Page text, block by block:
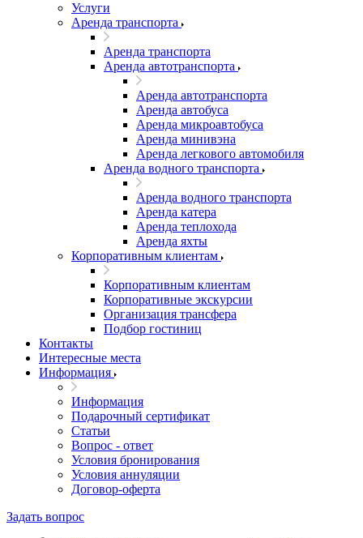
Услуги
Аренда транспорта
Аренда транспорта
Аренда автотранспорта
Аренда автотранспорта
Аренда автобуса
Аренда микроавтобуса
Аренда минивэна
Аренда легкового автомобиля
Аренда водного транспорта
Аренда водного транспорта
Аренда катера
Аренда теплохода
Аренда яхты
Корпоративным клиентам
Корпоративным клиентам
Корпоративные экскурсии
Организация трансфера
Подбор гостиниц
Контакты
Интересные места
Информация
Информация
Подарочный сертификат
Статьи
Вопрос - ответ
Условия бронирования
Условия аннуляции
Договор-оферта
Задать вопрос